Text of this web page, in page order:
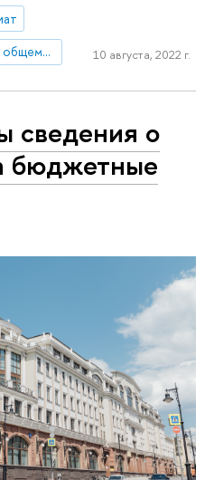
Социальная информация по общему образованию
10 августа, 2022 г.
сведения о
бюджетные